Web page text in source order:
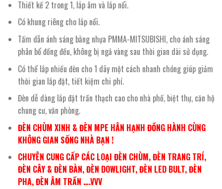
Thiết kế 2 trong 1, lắp âm và lắp nổi.
Có khung riêng cho lắp nổi.
Tấm dẫn ánh sáng bằng nhựa PMMA-MITSUBISHI, cho ánh sáng
phân bổ đồng đều, không bị ngả vàng sau thời gian dài sử dụng.
Có thể lắp nhiều đèn cho 1 dãy một cách nhanh chóng giúp giảm
thời gian lắp đặt, tiết kiệm chi phí.
Đèn dễ dàng lắp đặt trần thạch cao cho nhà phố, biệt thự, căn hộ
chung cư, văn phòng.
ĐÈN CHÙM XINH & ĐÈN MPE HÂN HẠNH ĐỒNG HÀNH CÙNG
KHÔNG GIAN SỐNG NHÀ BẠN !
CHUYÊN CUNG CẤP CÁC LOẠI ĐÈN CHÙM, ĐÈN TRANG TRÍ,
ĐÈN CÂY & ĐÈN BÀN, ĐÈN DOWLIGHT, ĐÈN LED BULT, ĐÈN
PHA, ĐÈN ÂM TRẦN ….VVV